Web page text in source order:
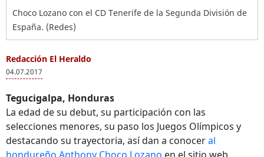
Choco Lozano con el CD Tenerife de la Segunda División de
España. (Redes)
Redacción El Heraldo
04.07.2017
Tegucigalpa, Honduras
La edad de su debut, su participación con las
selecciones menores, su paso los Juegos Olímpicos y
destacando su trayectoria, así dan a conoceral